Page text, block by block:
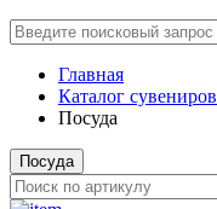
Главная
Каталог сувениров
Посуда
Посуда